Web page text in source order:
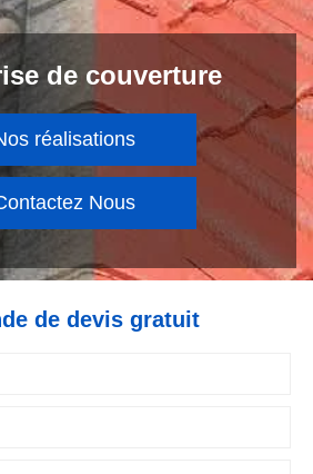
de couverture
réalisations
Nous
de devis gratuit